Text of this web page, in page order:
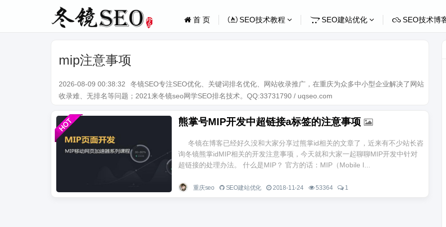
首 页 SEO技术教程 SEO建站优化 SEO技术博
mip注意事项
2026-08-09 00:38:32
冬镜SEO专注SEO优化、关键词排名优化、网站收录推广，在重庆为众多中小型企业解决了网站
收录难、无排名等问题；2021来冬镜seo网学SEO排名技术。QQ:33731790 / uqseo.com
熊掌号MIP开发中超链接a标签的注意事项
冬镜在博客已经好久没和大家分享过熊掌id相关的文章了，近来有不少站长咨
询冬镜熊掌idMIP相关的开发注意事项，今天就和大家一起聊聊MIP开发中针对
超链接的处理办法。 什么是MIP？ 官方的话：MIP（Mobile I...
重庆seo SEO建站优化 2018-11-24 53364 1